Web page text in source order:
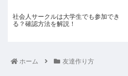
社会人サークルは大学生でも参加でき
る？確認方法を解説！
ホーム 友達作り方